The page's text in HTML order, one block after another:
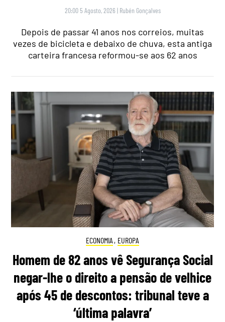
20:00 5 Agosto, 2026 | Rubén Gonçalves
Depois de passar 41 anos nos correios, muitas
vezes de bicicleta e debaixo de chuva, esta antiga
carteira francesa reformou-se aos 62 anos
ECONOMIA , EUROPA
Homem de 82 anos vê Segurança Social
negar-lhe o direito a pensão de velhice
após 45 de descontos: tribunal teve a
‘última palavra’